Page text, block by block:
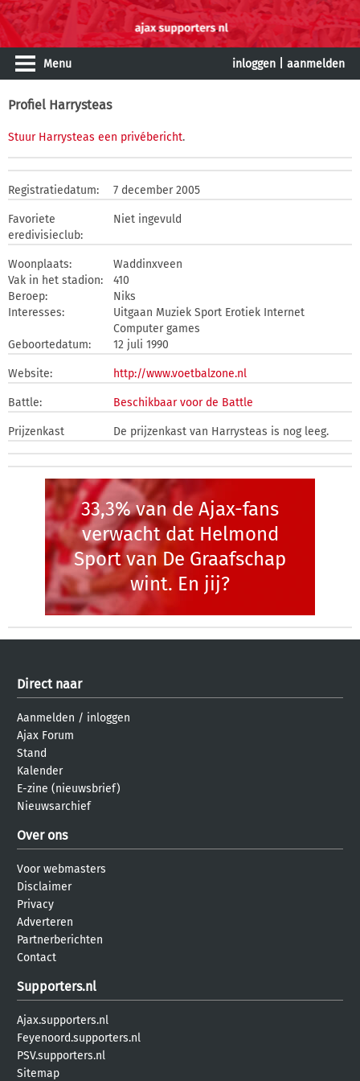
Menu inloggen aanmelden
Profiel Harrysteas
Stuur Harrysteas een privébericht.
Registratiedatum: 7 december 2005
Favoriete
eredivisieclub:
Niet ingevuld
Woonplaats:
Waddinxveen
Vak in het stadion:
410
Beroep:
Niks
Interesses:
Uitgaan Muziek Sport Erotiek Internet
Computer games
Geboortedatum:
12 juli 1990
Website: http://www.voetbalzone.nl
Battle: Beschikbaar voor de Battle
Prijzenkast De prijzenkast van Harrysteas is nog leeg.
33,3% van de Ajax-fans
verwacht dat Helmond
Sport van De Graafschap
wint. En jij?
Direct naar
Aanmelden / inloggen
Ajax Forum
Stand
Kalender
E-zine (nieuwsbrief)
Nieuwsarchief
Over ons
Voor webmasters
Disclaimer
Privacy
Adverteren
Partnerberichten
Contact
Supporters.nl
Ajax.supporters.nl
Feyenoord.supporters.nl
PSV.supporters.nl
Sitemap